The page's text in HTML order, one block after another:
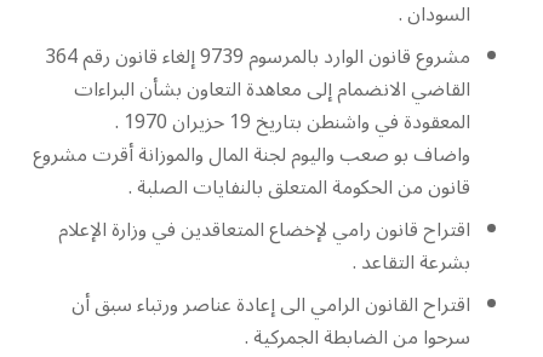
السودان .
مشروع قانون الوارد بالمرسوم 9739 إلغاء قانون رقم 364
القاضي الانضمام إلى معاهدة التعاون بشأن البراءات
المعقودة في واشنطن بتاريخ 19 حزيران 1970 .
واضاف بو صعب واليوم لجنة المال والموزانة أقرت مشروع
قانون من الحكومة المتعلق بالنفايات الصلبة .
اقتراح قانون رامي لإخضاع المتعاقدين في وزارة الإعلام
بشرعة التقاعد .
اقتراح القانون الرامي الى إعادة عناصر ورتباء سبق أن
سرحوا من الضابطة الجمركية .